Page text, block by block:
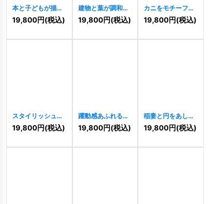
本と子どもが描く
輝く未来の教育ロ
ゴ [ 11469 ]
19,800円(税込)
建物と葉が調和し
たMの建築ロゴ
11466 ]
19,800円(税込)
カニをモチーフに
したシンプルでス
タイリッシュなロ
19,800円(税込)
スタイリッシュな
軌道を描く「Y」
の先進的ロゴ
19,800円(税込)
躍動感あふれるク
ジラと波のロゴ
11465 ]
19,800円(税込)
稲妻と円をあしら
った力強いSのロ
ゴ [ 11462 ]
19,800円(税込)